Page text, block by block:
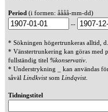
Period (i formen: åååå-mm-dd)
--
* Sökningen högertrunkeras alltid,
* Vänstertrunkering kan göras med
fullständig titel %konservativ
* Understrykning _ kan användas
såväl Lindkvistsom Lindqvist.
Tidningstitel